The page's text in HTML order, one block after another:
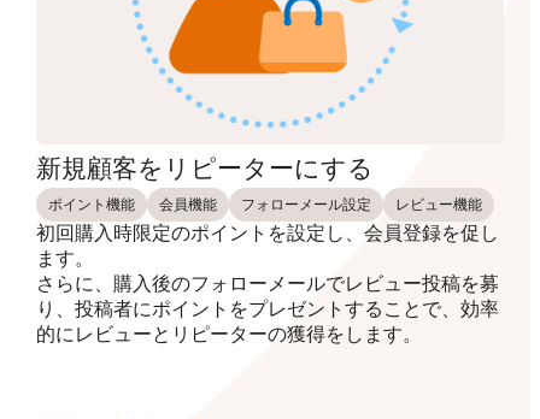
新規顧客をリピーターにする
ポイント機能 会員機能 フォローメール設定 レビュー機能
初回購入時限定のポイントを設定し、会員登録を促し
ます。
さらに、購入後のフォローメールでレビュー投稿を募
り、投稿者にポイントをプレゼントすることで、効率
的にレビューとリピーターの獲得をします。